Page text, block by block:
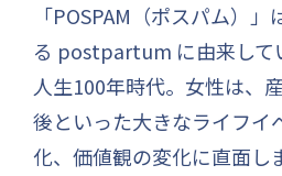
「POSPAM（ポスパム）
る postpartum に由来して
人生100年時代。女性は、
後といった大きなライフイ
化、価値観の変化に直面し